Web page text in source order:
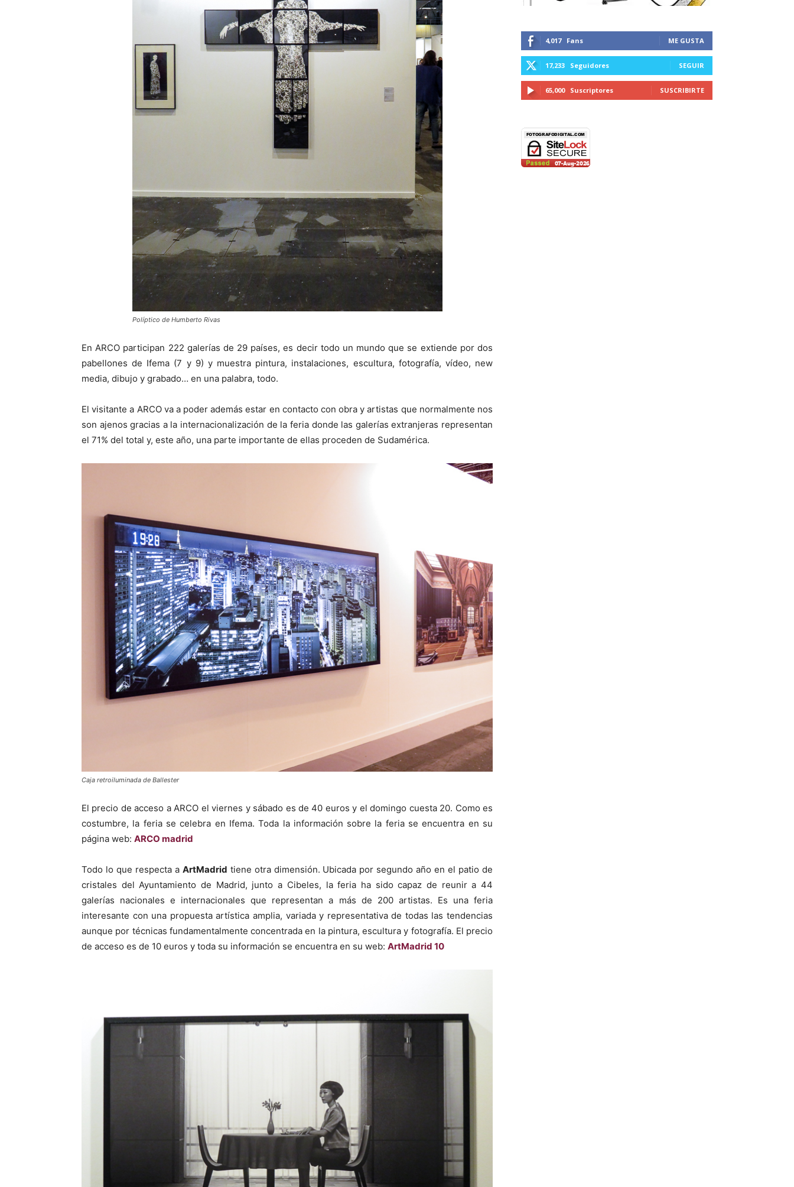
Políptico de Humberto Rivas
En ARCO participan 222 galerías de 29 países, es decir todo un mundo que se extiende por dos
pabellones de Ifema (7 y 9) y muestra pintura, instalaciones, escultura, fotografía, vídeo, new
media, dibujo y grabado… en una palabra, todo.
El visitante a ARCO va a poder además estar en contacto con obra y artistas que normalmente nos
son ajenos gracias a la internacionalización de la feria donde las galerías extranjeras representan
el 71% del total y, este año, una parte importante de ellas proceden de Sudamérica.
Caja retroiluminada de Ballester
El precio de acceso a ARCO el viernes y sábado es de 40 euros y el domingo cuesta 20. Como es
costumbre, la feria se celebra en Ifema. Toda la información sobre la feria se encuentra en su
página web: ARCO madrid
Todo lo que respecta a ArtMadrid tiene otra dimensión. Ubicada por segundo año en el patio de
cristales del Ayuntamiento de Madrid, junto a Cibeles, la feria ha sido capaz de reunir a 44
galerías nacionales e internacionales que representan a más de 200 artistas. Es una feria
interesante con una propuesta artística amplia, variada y representativa de todas las tendencias
aunque por técnicas fundamentalmente concentrada en la pintura, escultura y fotografía. El precio
de acceso es de 10 euros y toda su información se encuentra en su web: ArtMadrid 10
4,017 Fans ME GUSTA
17,233 Seguidores SEGUIR
65,000 Suscriptores SUSCRIBIRTE